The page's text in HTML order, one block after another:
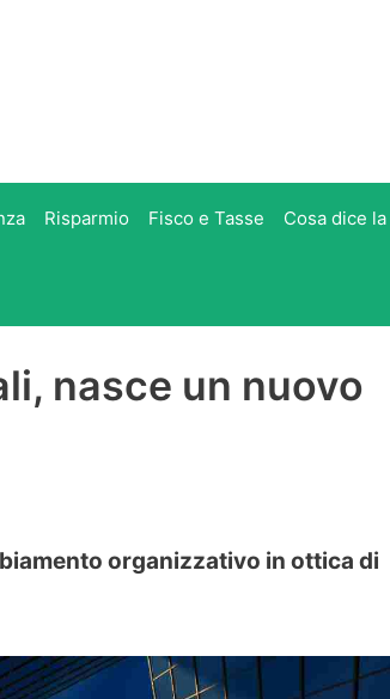
Risparmio Fisco e Tasse Cosa dice
nasce un nuovo
organizzativo in ottica di